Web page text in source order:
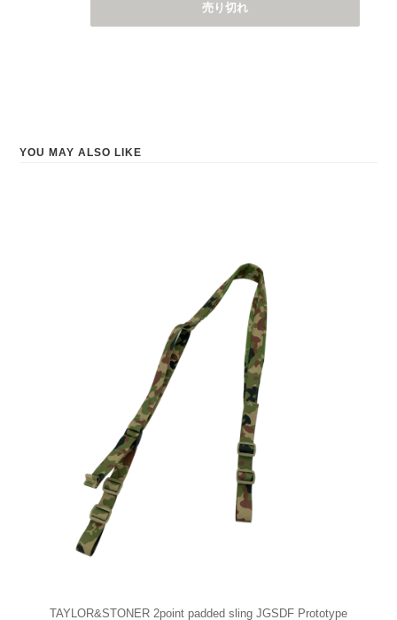
売り切れ
YOU MAY ALSO LIKE
TAYLOR&STONER 2point padded sling JGSDF Prototype